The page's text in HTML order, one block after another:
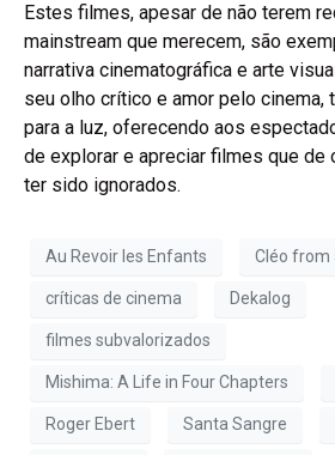
Estes filmes, apesar de não terem
mainstream que merecem, são
narrativa cinematográfica e arte
seu olho crítico e amor pelo cinema,
para a luz, oferecendo aos
de explorar e apreciar filmes que de
ter sido ignorados.
Au Revoir les Enfants Cléo from
críticas de cinema Dekalog
filmes subvalorizados
Mishima: A Life in Four Chapters
Roger Ebert Santa Sangre